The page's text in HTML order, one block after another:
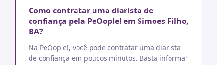
Como contratar uma diarista de
confiança pela PeOople! em Simoes Filho,
BA?
Na PeOople!, você pode contratar uma diarista
de confiança em poucos minutos. Basta informar